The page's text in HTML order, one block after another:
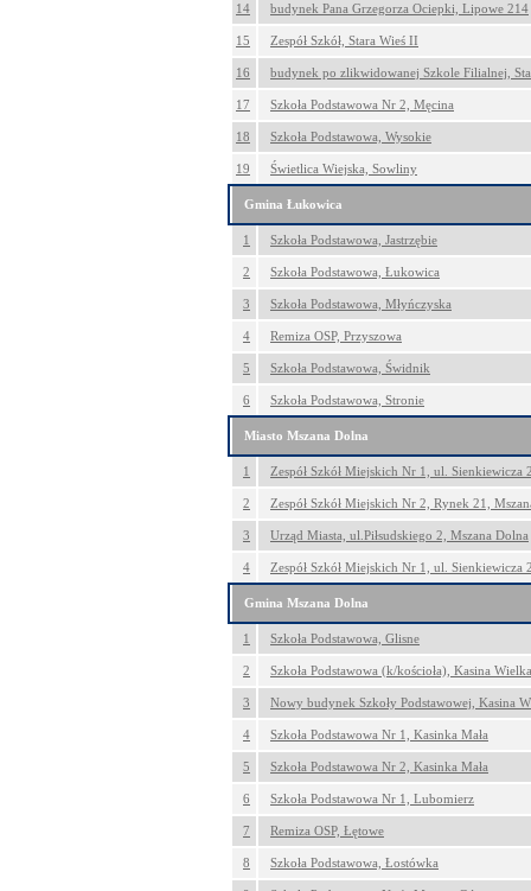
14 budynek Pana Grzegorza Ociepki, Lipowe 214
15 Zespół Szkół, Stara Wieś II
16 budynek po zlikwidowanej Szkole Filialnej,
17 Szkoła Podstawowa Nr 2, Męcina
18 Szkoła Podstawowa, Wysokie
19 Świetlica Wiejska, Sowliny
Gmina Łukowica
1 Szkoła Podstawowa, Jastrzębie
2 Szkoła Podstawowa, Łukowica
3 Szkoła Podstawowa, Młyńczyska
4 Remiza OSP, Przyszowa
5 Szkoła Podstawowa, Świdnik
6 Szkoła Podstawowa, Stronie
Miasto Mszana Dolna
1 Zespół Szkół Miejskich Nr 1, ul. Sienkiewicza
2 Zespół Szkół Miejskich Nr 2, Rynek 21,
3 Urząd Miasta, ul.Piłsudskiego 2, Mszana Dolna
4 Zespół Szkół Miejskich Nr 1, ul. Sienkiewicza
Gmina Mszana Dolna
1 Szkoła Podstawowa, Glisne
2 Szkoła Podstawowa (k/kościoła), Kasina Wielka
3 Nowy budynek Szkoły Podstawowej, Kasina
4 Szkoła Podstawowa Nr 1, Kasinka Mała
5 Szkoła Podstawowa Nr 2, Kasinka Mała
6 Szkoła Podstawowa Nr 1, Lubomierz
7 Remiza OSP, Łętowe
8 Szkoła Podstawowa, Łostówka